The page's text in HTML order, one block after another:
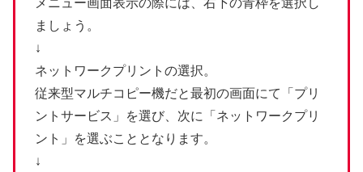
メニュー画面表示の際には、右下の青枠を選択し
ましょう。
↓
ネットワークプリントの選択。
従来型マルチコピー機だと最初の画面にて「プリ
ントサービス」を選び、次に「ネットワークプリ
ント」を選ぶこととなります。
↓